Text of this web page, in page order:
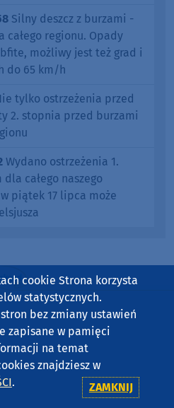
Silny deszcz z burzami -
całego regionu. Opady
możliwy jest też grad i
do 65 km/h
tylko ostrzeżenia przed
2. stopnia przed burzami
Wydano ostrzeżenia 1.
całego naszego
piątek 17 lipca może
cookie Strona korzysta
statystycznych.
bez zmiany ustawień
zapisane w pamięci
na temat
znajdziesz w
. ZAMKNIJ